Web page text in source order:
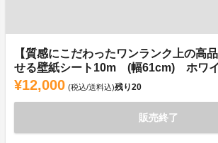
【質感にこだわったワンランク上の高
せる壁紙シート10m (幅61cm) ホワ
¥12,000 (税込/送料込)残り20
販売終了